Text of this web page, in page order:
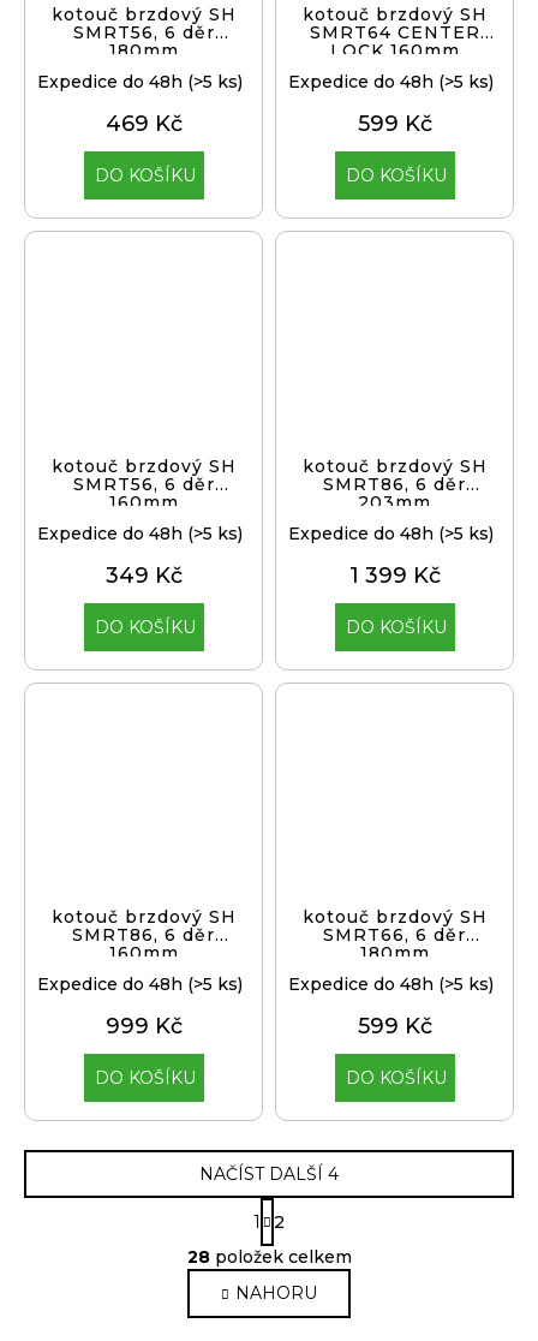
kotouč brzdový SH
SMRT56, 6 děr
180mm
Expedice do 48h (>5 ks)
469 Kč
DO KOŠÍKU
kotouč brzdový SH
SMRT64 CENTER
LOCK 160mm
Expedice do 48h (>5 ks)
599 Kč
DO KOŠÍKU
kotouč brzdový SH
SMRT56, 6 děr
160mm
Expedice do 48h (>5 ks)
349 Kč
DO KOŠÍKU
kotouč brzdový SH
SMRT86, 6 děr
203mm
Expedice do 48h (>5 ks)
1 399 Kč
DO KOŠÍKU
kotouč brzdový SH
SMRT86, 6 děr
160mm
Expedice do 48h (>5 ks)
999 Kč
DO KOŠÍKU
kotouč brzdový SH
SMRT66, 6 děr
180mm
Expedice do 48h (>5 ks)
599 Kč
DO KOŠÍKU
O
v
l
á
NAČÍST DALŠÍ 4
S
t
r
á
n
k
1
2
28položek celkem
NAHORU